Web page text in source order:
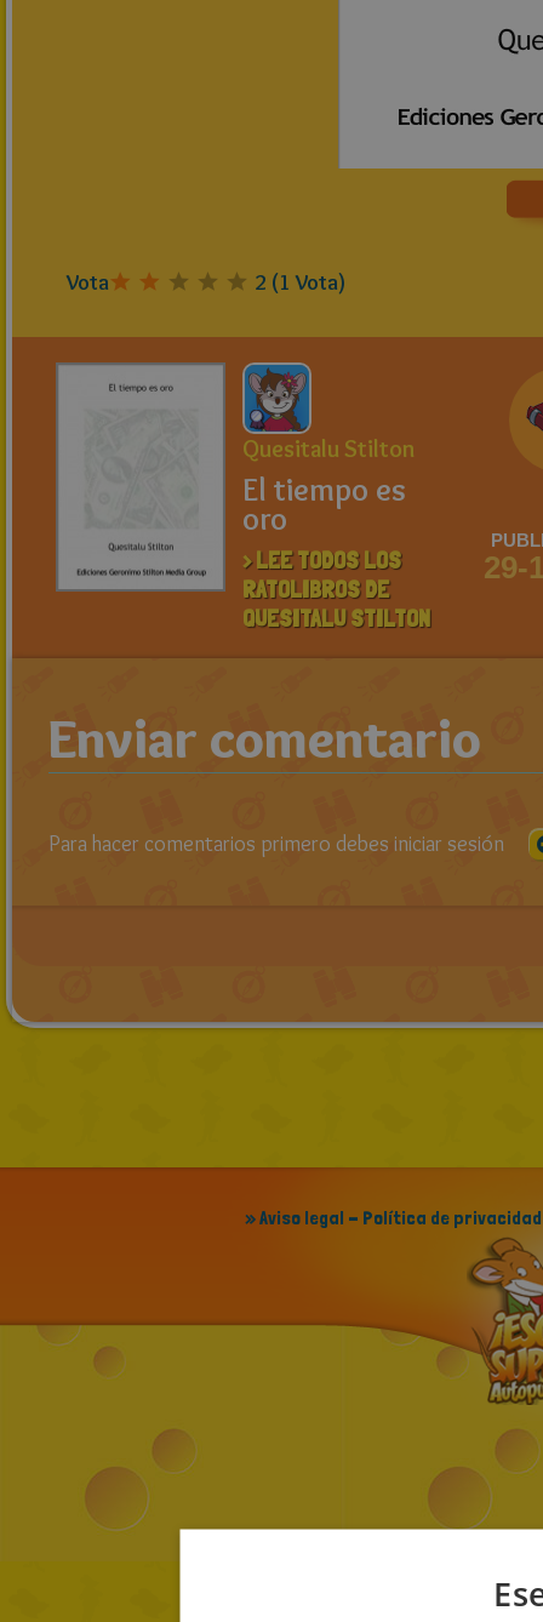
Vota 2 (1 Vota)
Quesitalu Stilton
El tiempo es
oro
> LEE TODOS LOS
RATOLIBROS DE
QUESITALU STILTON
29-
Enviar comentario
Para hacer comentarios primero debes iniciar sesión
» Aviso legal - Política de privacidad